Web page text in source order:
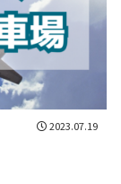
2023.07.19